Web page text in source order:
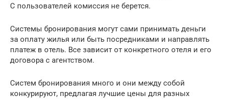
С пользователей комиссия не берется.
Системы бронирования могут сами принимать деньги
за оплату жилья или быть посредниками и направлять
платеж в отель. Все зависит от конкретного отеля и его
договора с агентством.
Систем бронирования много и они между собой
конкурируют, предлагая лучшие цены для разных